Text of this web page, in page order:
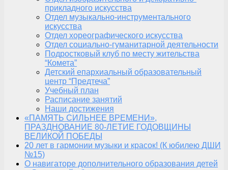
прикладного искусства
Отдел музыкально-инструментального
искусства
Отдел хореографического искусства
Отдел социально-гуманитарной деятельности
Подростковый клуб по месту жительства
“Комета”
Детский епархиальный образовательный
центр “Предтеча”
Учебный план
Расписание занятий
Наши достижения
«ПАМЯТЬ СИЛЬНЕЕ ВРЕМЕНИ»,
ПРАЗДНОВАНИЕ 80-ЛЕТИЕ ГОДОВЩИНЫ
ВЕЛИКОЙ ПОБЕДЫ
20 лет в гармонии музыки и красок! (К юбилею ДШИ
№15)
О навигаторе дополнительного образования детей